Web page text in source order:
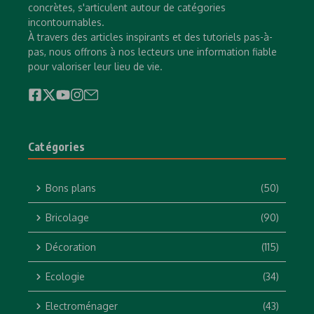
concrètes, s'articulent autour de catégories
incontournables.
À travers des articles inspirants et des tutoriels pas-à-
pas, nous offrons à nos lecteurs une information fiable
pour valoriser leur lieu de vie.
Catégories
Bons plans (50)
Bricolage (90)
Décoration (115)
Ecologie (34)
Electroménager (43)